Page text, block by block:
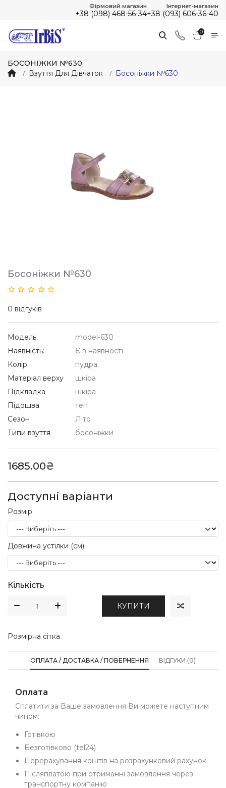
Фірмовий магазин
+38 (098) 468-56-34
Інтернет-магазин
+38 (093) 606-36-40
0
БОСОНІЖКИ №630
Взуття Для Дівчаток
Босоніжки №630
Босоніжки №630
0 відгуків
Модель:
model-630
Наявність:
Є в наявності
Колір
пудра
Матеріал верху
шкіра
Підкладка
шкіра
Підошва
теп
Сезон
Літо
Типи взуття
босоніжки
1685.00₴
Доступні варіанти
Розмір
Довжина устілки (см)
Кількість
КУПИТИ
Розмірна сітка
ОПЛАТА / ДОСТАВКА / ПОВЕРНЕННЯ ВІДГУКИ (0)
Оплата
Сплатити за Ваше замовлення Ви можете наступним
чином:
Готівкою
Безготівково (tel24)
Перерахування коштів на розрахунковий рахунок
Післяплатою при отриманні замовлення через
транспортну компанію